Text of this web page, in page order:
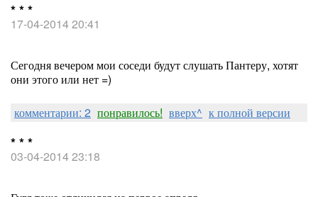
* * *
17-04-2014 20:41
Сегодня вечером мои соседи будут слушать Пантеру, хотят
они этого или нет =)
комментарии: 2 понравилось! вверх^ к полной версии
* * *
03-04-2014 23:18